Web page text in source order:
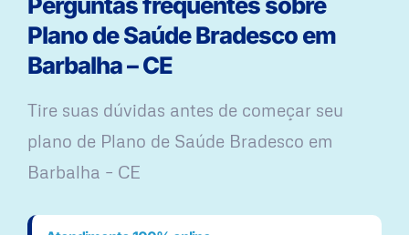
Plano de Saúde Bradesco em
Barbalha – CE
Tire suas dúvidas antes de começar seu
plano ​de Plano de Saúde Bradesco em
Barbalha – CE